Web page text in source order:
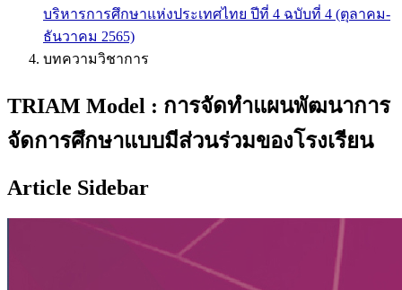
บริหารการศึกษาแห่งประเทศไทย ปีที่ 4 ฉบับที่ 4 (ตุลาคม-
ธันวาคม 2565)
บทความวิชาการ
TRIAM Model : การจัดทำแผนพัฒนาการ
จัดการศึกษาแบบมีส่วนร่วมของโรงเรียน
Article Sidebar